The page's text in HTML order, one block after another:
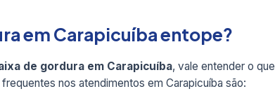
em Carapicuíba entope?
de gordura em Carapicuíba, vale entender o que
nos atendimentos em Carapicuíba são: